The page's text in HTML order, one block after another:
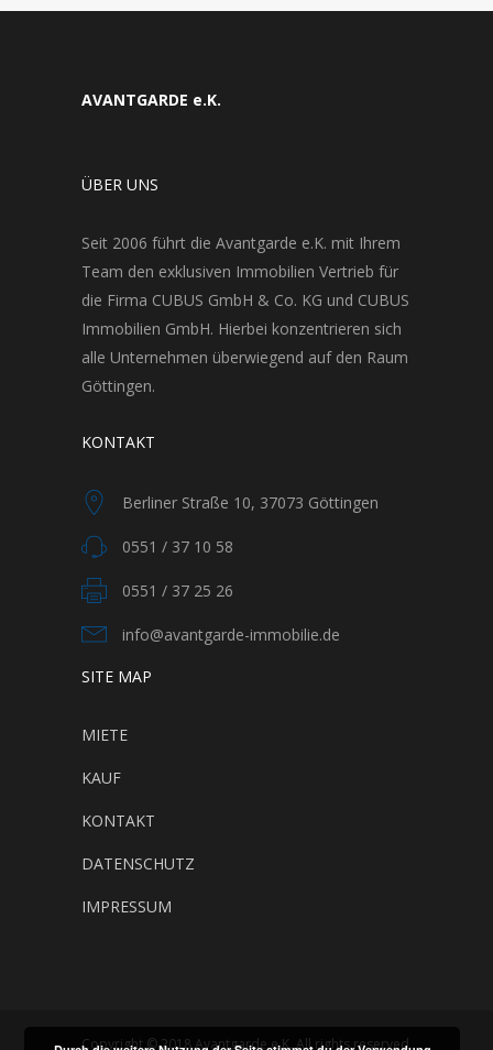
AVANTGARDE e.K.
ÜBER UNS
Seit 2006 führt die Avantgarde e.K. mit Ihrem
Team den exklusiven Immobilien Vertrieb für
die Firma CUBUS GmbH & Co. KG und CUBUS
Immobilien GmbH. Hierbei konzentrieren sich
alle Unternehmen überwiegend auf den Raum
Göttingen.
KONTAKT
Berliner Straße 10, 37073 Göttingen
0551 / 37 10 58
0551 / 37 25 26
info@avantgarde-immobilie.de
SITE MAP
MIETE
KAUF
KONTAKT
DATENSCHUTZ
IMPRESSUM
Copyright © 2018 Avantgarde e.K. All rights reserved